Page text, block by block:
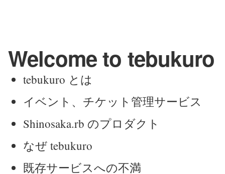
Welcome to tebukuro
tebukuro とは
イベント、チケット管理サービス
Shinosaka.rb のプロダクト
なぜ tebukuro
既存サービスへの不満